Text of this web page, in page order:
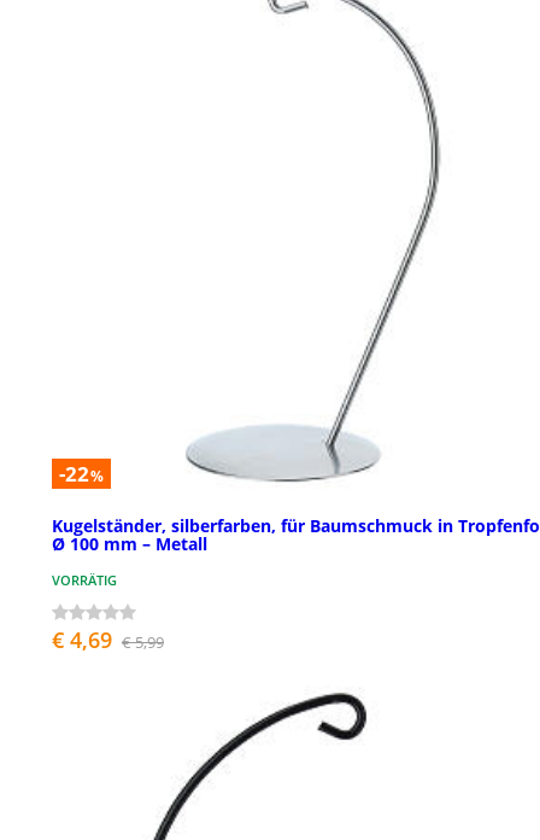
-22%
Kugelständer, silberfarben, für Baumschmuck in
Ø 100 mm – Metall
VORRÄTIG
€ 4,69 € 5,99